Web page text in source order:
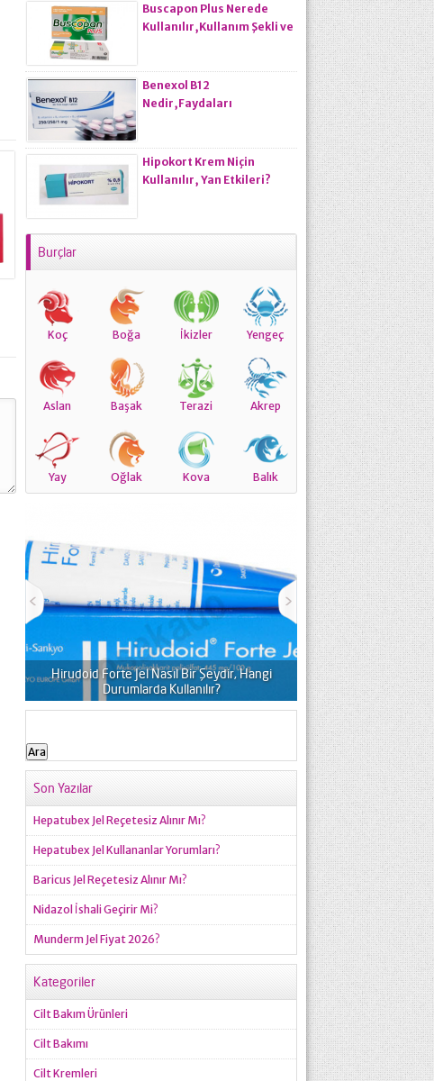
Buscapon Plus Nerede
Kullanılır,Kullanım Şekli ve
Benexol B12
Nedir,Faydaları
Hipokort Krem Niçin
Kullanılır, Yan Etkileri?
Burçlar
Koç Boğa İkizler Yengeç
Aslan Başak Terazi Akrep
Yay Oğlak Kova Balık
Hirudoid Forte Jel Nasıl Bir Şeydir, Hangi
Durumlarda Kullanılır?
Siyah Noktalar İçin
Arama:
Son Yazılar
Hepatubex Jel Reçetesiz Alınır Mı?
Hepatubex Jel Kullananlar Yorumları?
Baricus Jel Reçetesiz Alınır Mı?
Nidazol İshali Geçirir Mi?
Munderm Jel Fiyat 2026?
Kategoriler
Cilt Bakım Ürünleri
Cilt Bakımı
Cilt Kremleri